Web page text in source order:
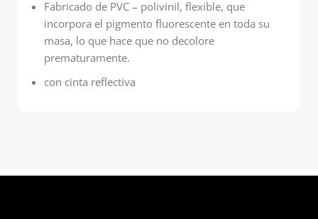
Fabricado de PVC – polivinil, flexible, que
incorpora el pigmento fluorescente en toda su
masa, lo que hace que no decolore
prematuramente.
con cinta reflectiva